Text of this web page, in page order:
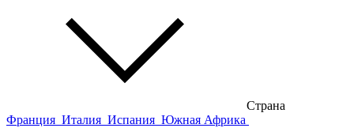
Страна
Франция Италия Испания Южная Африка